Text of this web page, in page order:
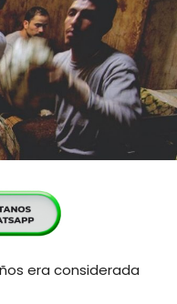
era considerada